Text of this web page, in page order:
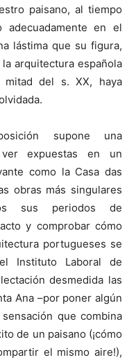
paisano, al tiempo
en el
lástima que su figura,
arquitectura española
del s. XX, haya
supone una
expuestas en un
como la Casa das
obras más singulares
sus periodos de
y comprobar cómo
portugueses se
Instituto Laboral de
desmedida las
Ana –por poner algún
que combina
de un paisano (¡cómo
el mismo aire!),